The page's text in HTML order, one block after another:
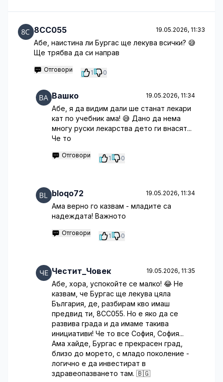
8CC055 19.05.2026, 11:33
Абе, наистина ли Бургас ще лекува всички? 😅
Ще трябва да си направ
Отговори 1 0
Вашко 19.05.2026, 11:34
Абе, я да видим дали ше станат лекари
кат по учебник ама! 😅 Дано да нема
многу руски лекарства дето ги внасят...
Че то
Отговори 1 0
bloqo72 19.05.2026, 11:34
Ама верно го казвам - младите са
надеждата! Важното
Отговори 1 0
Честит_Човек 19.05.2026, 11:35
Абе, хора, успокойте се малко! 😂 Не
казвам, че Бургас ще лекува цяла
България, де, разбирам кво имаш
предвид ти, 8CC055. Но е яко да се
развива града и да имаме такива
инициативи! Че то все София, София...
Ама хайде, Бургас е прекрасен град,
близо до морето, с младо поколение -
логично е да инвестират в
здравеопазването там. 🇧🇬